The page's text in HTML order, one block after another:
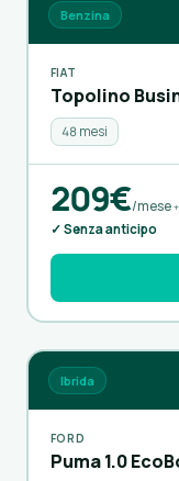
Benzina
FIAT
Topolino
48 mesi
209€/mese+
✓ Senza anticipo
Ibrida
FORD
Puma 1.0